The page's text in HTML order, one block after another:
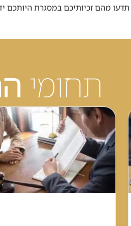
מהם זכיותיכם במסגרת היותכם
תחומי